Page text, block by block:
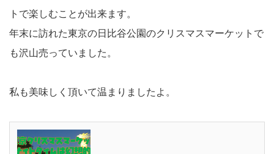
トで楽しむことが出来ます。
年末に訪れた東京の日比谷公園のクリスマスマーケットで
も沢山売っていました。
私も美味しく頂いて温まりましたよ。